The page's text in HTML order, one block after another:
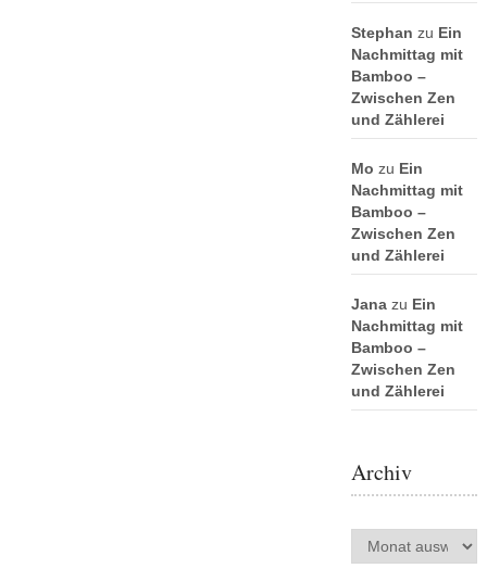
Stephan zu Ein
Nachmittag mit
Bamboo –
Zwischen Zen
und Zählerei
Mo zu Ein
Nachmittag mit
Bamboo –
Zwischen Zen
und Zählerei
Janazu Ein
Nachmittag mit
Bamboo –
Zwischen Zen
und Zählerei
Archiv
Archiv